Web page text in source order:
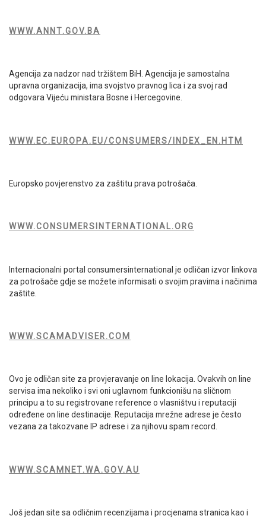
WWW.ANNT.GOV.BA
Agencija za nadzor nad tržištem BiH. Agencija je samostalna
upravna organizacija, ima svojstvo pravnog lica i za svoj rad
odgovara Vijeću ministara Bosne i Hercegovine.
WWW.EC.EUROPA.EU/CONSUMERS/INDEX_EN.HTM
Europsko povjerenstvo za zaštitu prava potrošača.
WWW.CONSUMERSINTERNATIONAL.ORG
Internacionalni portal consumersinternational je odličan izvor linkova
za potrošače gdje se možete informisati o svojim pravima i načinima
zaštite.
WWW.SCAMADVISER.COM
Ovo je odličan site za provjeravanje on line lokacija. Ovakvih on line
servisa ima nekoliko i svi oni uglavnom funkcionišu na sličnom
principu a to su registrovane reference o vlasništvu i reputaciji
određene on line destinacije. Reputacija mrežne adrese je često
vezana za takozvane IP adrese i za njihovu spam record.
WWW.SCAMNET.WA.GOV.AU
Još jedan site sa odličnim recenzijama i procjenama stranica kao i